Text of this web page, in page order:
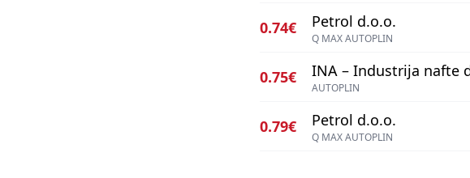
0.74€ Petrol d.o.o.
Q MAX AUTOPLIN
0.75€ INA – Industrija nafte
AUTOPLIN
0.79€ Petrol d.o.o.
Q MAX AUTOPLIN